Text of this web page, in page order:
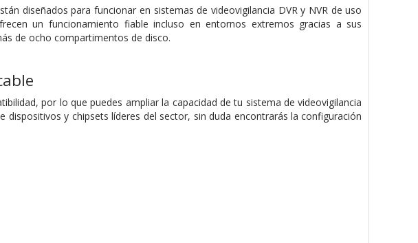
diseñados para funcionar en sistemas de videovigilancia DVR y NVR de uso
un funcionamiento fiable incluso en entornos extremos gracias a sus
de ocho compartimentos de disco.
por lo que puedes ampliar la capacidad de tu sistema de videovigilancia
y chipsets líderes del sector, sin duda encontrarás la configuración